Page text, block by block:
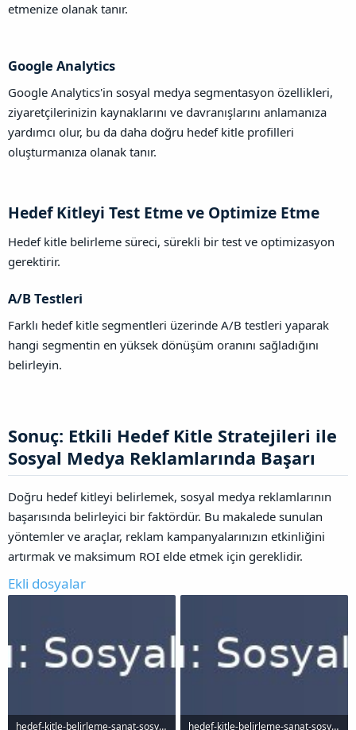
etmenize olanak tanır.
Google Analytics​
Google Analytics'in sosyal medya segmentasyon özellikleri,
ziyaretçilerinizin kaynaklarını ve davranışlarını anlamanıza
yardımcı olur, bu da daha doğru hedef kitle profilleri
oluşturmanıza olanak tanır.
Hedef Kitleyi Test Etme ve Optimize Etme​
Hedef kitle belirleme süreci, sürekli bir test ve optimizasyon
gerektirir.
A/B Testleri​
Farklı hedef kitle segmentleri üzerinde A/B testleri yaparak
hangi segmentin en yüksek dönüşüm oranını sağladığını
belirleyin.
Sonuç: Etkili Hedef Kitle Stratejileri ile
Sosyal Medya Reklamlarında Başarı​
Doğru hedef kitleyi belirlemek, sosyal medya reklamlarının
başarısında belirleyici bir faktördür. Bu makalede sunulan
yöntemler ve araçlar, reklam kampanyalarınızın etkinliğini
artırmak ve maksimum ROI elde etmek için gereklidir.
Ekli dosyalar
hedef-kitle-belirleme-sanat-sosyal-medya-reklamlarnda-basarya-ulasmann-yollar_1000x120.jpg hedef-kitle-belirleme-sanat-sosyal-medya-reklamlarnda-basarya-ulasmann-yollar_1000x120.jpg